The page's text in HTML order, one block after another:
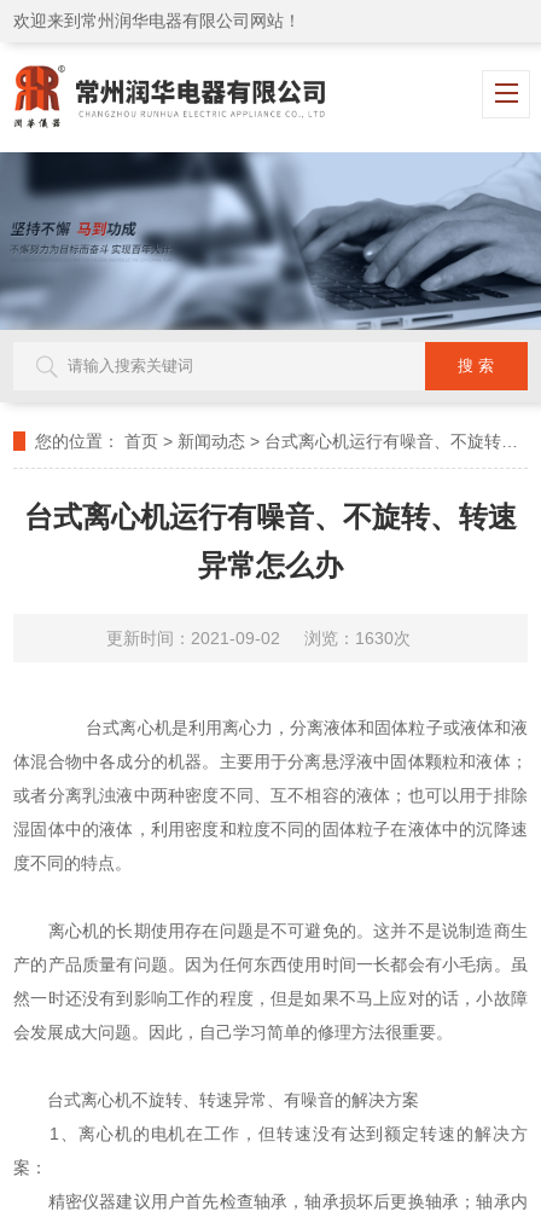
欢迎来到常州润华电器有限公司网站！
您的位置： 首页 > 新闻动态 > 台式离心机运行有噪音、不旋转、转速异常怎么办
台式离心机运行有噪音、不旋转、转速
异常怎么办
更新时间：2021-09-02 浏览：1630次
台式离心机是利用离心力，分离液体和固体粒子或液体和液
体混合物中各成分的机器。主要用于分离悬浮液中固体颗粒和液体；
或者分离乳浊液中两种密度不同、互不相容的液体；也可以用于排除
湿固体中的液体，利用密度和粒度不同的固体粒子在液体中的沉降速
度不同的特点。
离心机的长期使用存在问题是不可避免的。这并不是说制造商生
产的产品质量有问题。因为任何东西使用时间一长都会有小毛病。虽
然一时还没有到影响工作的程度，但是如果不马上应对的话，小故障
会发展成大问题。因此，自己学习简单的修理方法很重要。
台式离心机不旋转、转速异常、有噪音的解决方案
1、离心机的电机在工作，但转速没有达到额定转速的解决方
案：
精密仪器建议用户首先检查轴承，轴承损坏后更换轴承；轴承内